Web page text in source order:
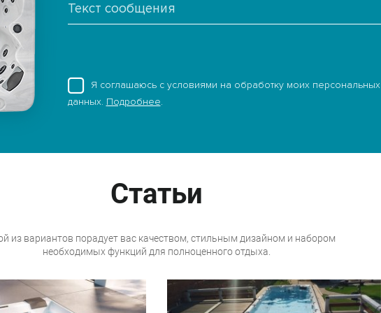
Я соглашаюсь с условиями на обработку моих персональных
данных. Подробнее.
Статьи
из вариантов порадует вас качеством, стильным дизайном и набором
необходимых функций для полноценного отдыха.